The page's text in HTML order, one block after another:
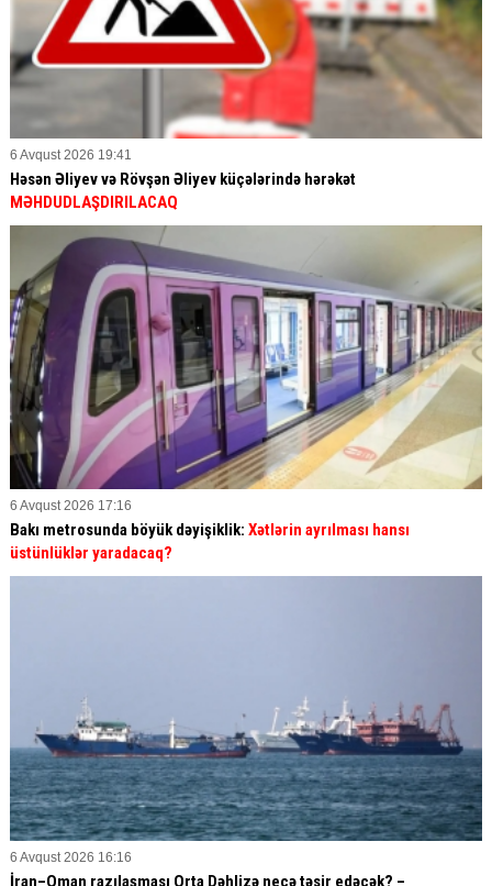
6 Avqust 2026 19:41
Həsən Əliyev və Rövşən Əliyev küçələrində hərəkət
MƏHDUDLAŞDIRILACAQ
6 Avqust 2026 17:16
Bakı metrosunda böyük dəyişiklik: Xətlərin ayrılması hansı
üstünlüklər yaradacaq?
6 Avqust 2026 16:16
İran–Oman razılaşması Orta Dəhlizə necə təsir edəcək? –